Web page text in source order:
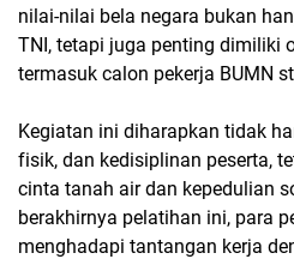
nilai-nilai bela negara bukan
TNI, tetapi juga penting dimiliki
termasuk calon pekerja BUMN
Kegiatan ini diharapkan tidak
fisik, dan kedisiplinan peserta,
cinta tanah air dan kepedulian
berakhirnya pelatihan ini, para
menghadapi tantangan kerja